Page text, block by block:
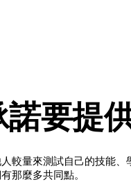
要提
較量來測試自己的技能
那麼多共同點。